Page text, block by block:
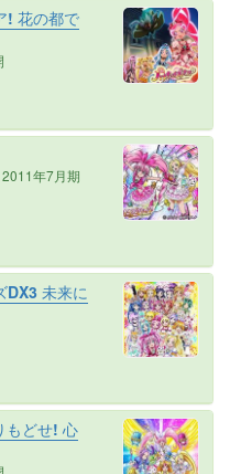
! 花の都で
2011年7月期
DX3 未来に
もどせ! 心